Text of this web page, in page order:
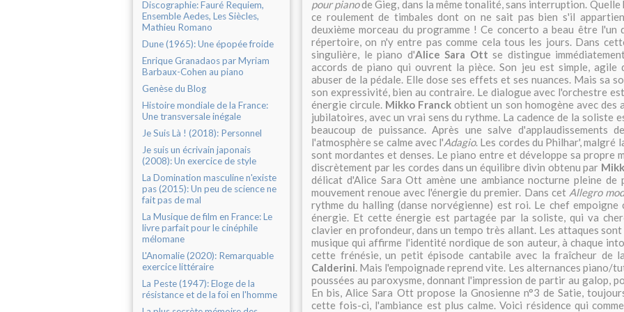
Discographie: Fauré Requiem,
Ensemble Aedes, Les Siècles,
Mathieu Romano
Dune (1965): Une épopée froide
Enrique Granadaos par Myriam
Barbaux-Cohen au piano
Genèse du Blog
Histoire mondiale de la France:
Une transversale inégale
Je Suis Là ! (2018): Personnel
Je suis un écrivain japonais
(2008): Un exercice de style
La Domination masculine n'existe
pas (2015): Un peu de science ne
fait pas de mal
La Musique de film en France: Le
livre parfait pour le cinéphile
mélomane
L'Anomalie (2020): Remarquable
exercice littéraire
La Peste (1947): Eloge de la
résistance et de la foi en l'homme
pour pianode Gieg, dans la même tonalité, sans interruption.
ce roulement de timbales dont on ne sait pas bien s'il
deuxième morceau du programme ! Ce concerto a beau être l'un
répertoire, on n'y entre pas comme cela tous les jours. Dans
singulière, le piano d'Alice Sara Ott se distingue
accords de piano qui ouvrent la pièce. Son jeu est simple, agile
abuser de la pédale. Elle dose ses effets et ses nuances. Mais sa
son expressivité, bien au contraire. Le dialogue avec l'orchestre
énergie circule. Mikko Franckobtient un son homogène avec des
jubilatoires, avec un vrai sens du rythme. La cadence de la soliste
beaucoup de puissance. Après une salve d'applaudissements
l'atmosphère se calme avec l'Adagio. Les cordes du Philhar', malgré
sont mordantes et denses. Le piano entre et développe sa propre
discrètement par les cordes dans un équilibre divin obtenu par
délicat d'Alice Sara Ott amène une ambiance nocturne pleine de
mouvement renoue avec l'énergie du premier. Dans cet Allegro
rythme du halling (danse norvégienne) est roi. Le chef
énergie. Et cette énergie est partagée par la soliste, qui va
clavier en profondeur, dans un tempo très allant. Les attaques
musique qui affirme l'identité nordique de son auteur, à chaque
cette frénésie, un petit épisode cantabile avec la fraîcheur de
Calderini. Mais l'empoignade reprend vite. Les alternances piano/
poussées au paroxysme, donnant l'impression de partir au galop,
En bis, Alice Sara Ott propose la Gnosienne n°3 de Satie,
cette fois-ci, l'ambiance est plus calme. Voici résidence qui